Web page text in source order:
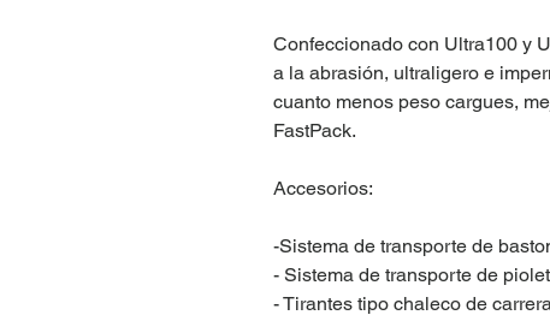
Confeccionado con Ultra100 y
a la abrasión, ultraligero e
cuanto menos peso cargues,
FastPack.
Accesorios:
-Sistema de transporte de
- Sistema de transporte de piolet
- Tirantes tipo chaleco de